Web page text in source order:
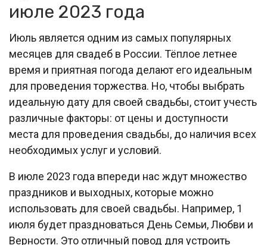
июле 2023 года
Июль является одним из самых популярных
месяцев для свадеб в России. Тёплое летнее
время и приятная погода делают его идеальным
для проведения торжества. Но, чтобы выбрать
идеальную дату для своей свадьбы, стоит учесть
различные факторы: от цены и доступности
места для проведения свадьбы, до наличия всех
необходимых услуг и условий.
В июле 2023 года впереди нас ждут множество
праздников и выходных, которые можно
использовать для своей свадьбы. Например, 1
июля будет праздноваться День Семьи, Любви и
Верности. Это отличный повод для устроить